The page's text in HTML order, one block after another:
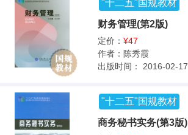
"十二五"国规教材
财务管理(第2版)
定价： ¥47
作者： 陈秀霞
出版时间：
2016-02-17
"十二五"国规教材
商务秘书实务(第3版)